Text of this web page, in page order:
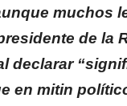
muchos
de la
declarar
en mitin